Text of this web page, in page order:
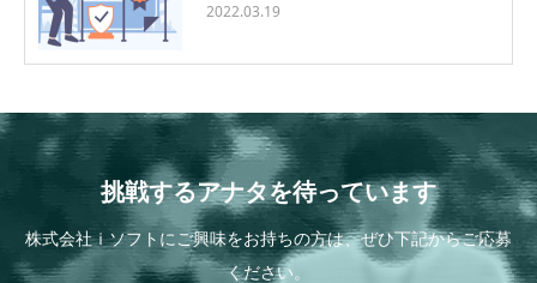
2022.03.19
挑戦するアナタを待っています
株式会社ｉソフトにご興味をお持ちの方は、ぜひ下記からご応募
ください。